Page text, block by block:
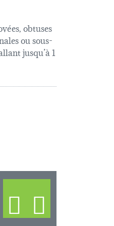
obtuses
ou sous-
jusqu’à 1